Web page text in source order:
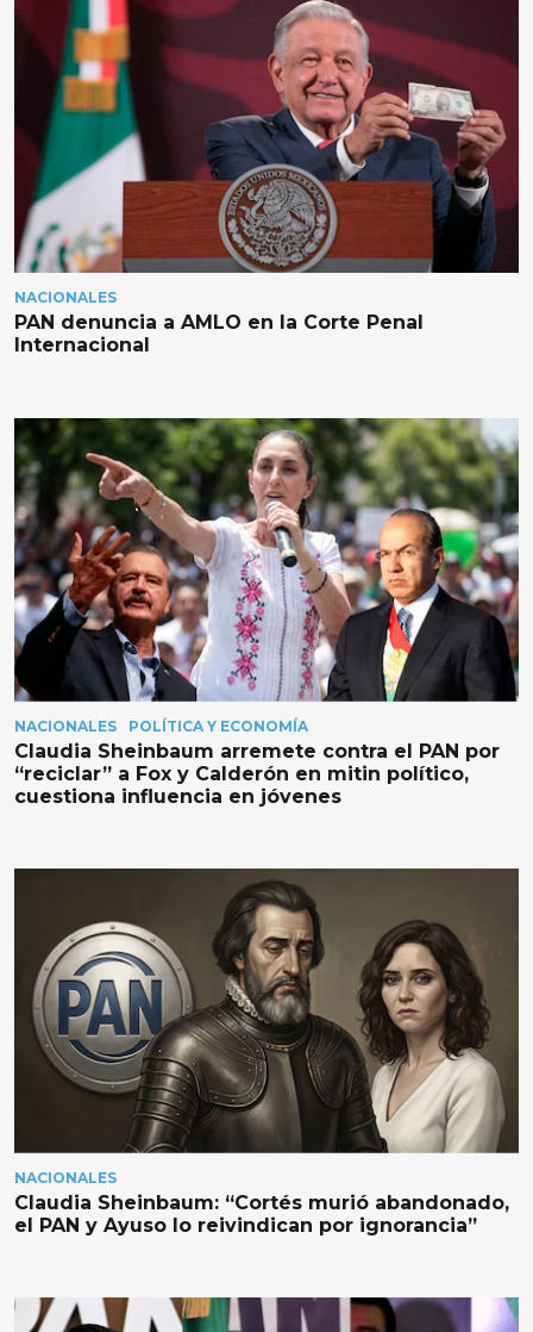
NACIONALES
PAN denuncia a AMLO en la Corte Penal
Internacional
NACIONALES POLÍTICA Y ECONOMÍA
Claudia Sheinbaum arremete contra el PAN por
“reciclar” a Fox y Calderón en mitin político,
cuestiona influencia en jóvenes
NACIONALES
Claudia Sheinbaum: “Cortés murió abandonado,
el PAN y Ayuso lo reivindican por ignorancia”